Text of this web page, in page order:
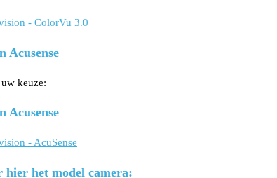
- ColorVu 3.0
Acusense
keuze:
Acusense
- AcuSense
hier het model camera: